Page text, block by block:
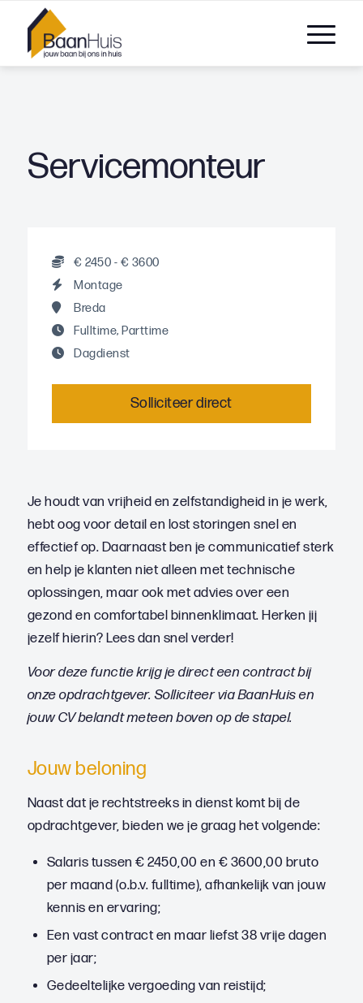
Servicemonteur
€ 2450 - € 3600
Montage
Breda
Fulltime, Parttime
Dagdienst
Solliciteer direct
Je houdt van vrijheid en zelfstandigheid in je werk,
hebt oog voor detail en lost storingen snel en
effectief op. Daarnaast ben je communicatief sterk
en help je klanten niet alleen met technische
oplossingen, maar ook met advies over een
gezond en comfortabel binnenklimaat. Herken jij
jezelf hierin? Lees dan snel verder!
Voor deze functie krijg je direct een contract bij
onze opdrachtgever. Solliciteer via BaanHuis en
jouw CV belandt meteen boven op de stapel.
Jouw beloning
Naast dat je rechtstreeks in dienst komt bij de
opdrachtgever, bieden we je graag het volgende:
Salaris tussen € 2450,00 en € 3600,00 bruto
per maand (o.b.v. fulltime), afhankelijk van jouw
kennis en ervaring;
Een vast contract en maar liefst 38 vrije dagen
per jaar;
Gedeeltelijke vergoeding van reistijd;